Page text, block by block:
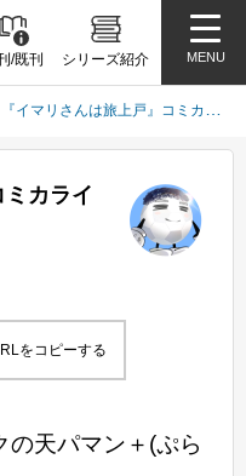
/既刊 シリーズ紹介 MENU
『イマリさんは旅上戸』コミカライズ決定！
ミカライ
をコピーする
の天パマン＋(ぷら